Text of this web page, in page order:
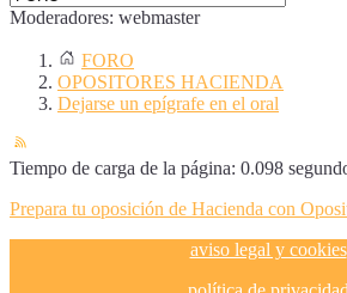
Moderadores: webmaster
FORO
OPOSITORES HACIENDA
Dejarse un epígrafe en el oral
Tiempo de carga de la página: 0.098
Prepara tu oposición de Hacienda con
aviso legal y cookies